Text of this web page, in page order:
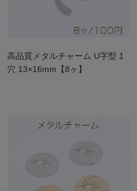
高品質メタルチャーム U字型 1
穴 13×16mm【8ヶ】